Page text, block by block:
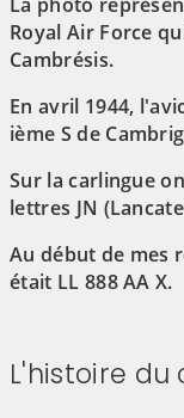
Royal Air Force
Cambrésis.
En avril 1944,
ième S de
Sur la carlingue
lettres JN
Au début de mes
était LL 888 AA X.
L'histoire du